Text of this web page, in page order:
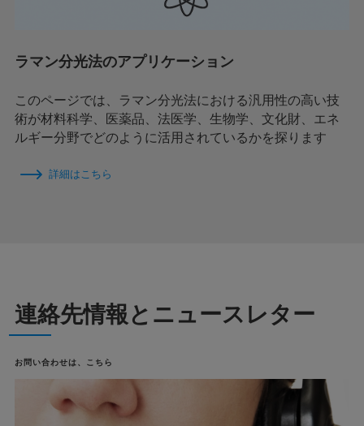
ラマン分光法のアプリケーション
このページでは、ラマン分光法における汎用性の高い技
術が材料科学、医薬品、法医学、生物学、文化財、エネ
ルギー分野でどのように活用されているかを探ります
詳細はこちら
連絡先情報とニュースレター
お問い合わせは、こちら